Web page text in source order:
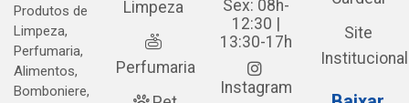
Produtos de
Limpeza,
Perfumaria,
Alimentos,
Bomboniere,
Limpeza
Perfumaria
Sex: 08h-
12:30 |
13:30-17h
Instagram
Site
Institucional